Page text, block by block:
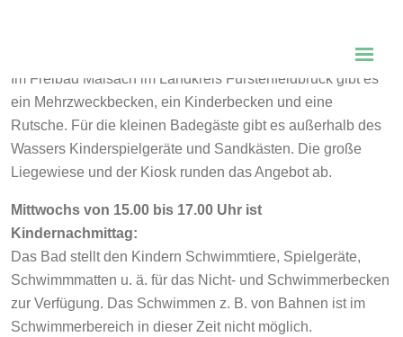
Im Freibad Maisach im Landkreis Fürstenfeldbruck gibt es
ein Mehrzweckbecken, ein Kinderbecken und eine
Rutsche. Für die kleinen Badegäste gibt es außerhalb des
Wassers Kinderspielgeräte und Sandkästen. Die große
Liegewiese und der Kiosk runden das Angebot ab.
Mittwochs von 15.00 bis 17.00 Uhr ist
Kindernachmittag:
Das Bad stellt den Kindern Schwimmtiere, Spielgeräte,
Schwimmmatten u. ä. für das Nicht- und Schwimmerbecken
zur Verfügung. Das Schwimmen z. B. von Bahnen ist im
Schwimmerbereich in dieser Zeit nicht möglich.